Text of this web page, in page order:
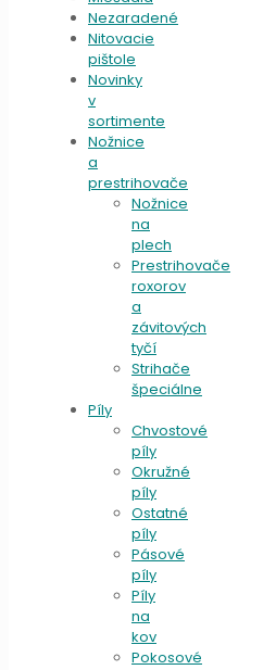
Nezaradené
Nitovacie
pištole
Novinky
v
sortimente
Nožnice
a
prestrihovače
Nožnice
na
plech
Prestrihovače
roxorov
a
závitových
tyčí
Strihače
špeciálne
Píly
Chvostové
píly
Okružné
píly
Ostatné
píly
Pásové
píly
Píly
na
kov
Pokosové